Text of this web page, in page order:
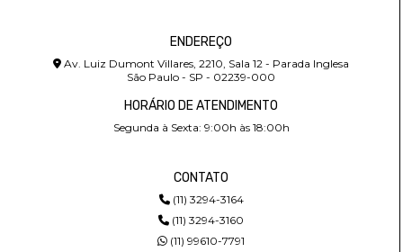
ENDEREÇO
Av. Luiz Dumont Villares, 2210, Sala 12 - Parada Inglesa
São Paulo - SP - 02239-000
HORÁRIO DE ATENDIMENTO
Segunda à Sexta: 9:00h às 18:00h
CONTATO
(11) 3294-3164
(11) 3294-3160
(11) 99610-7791